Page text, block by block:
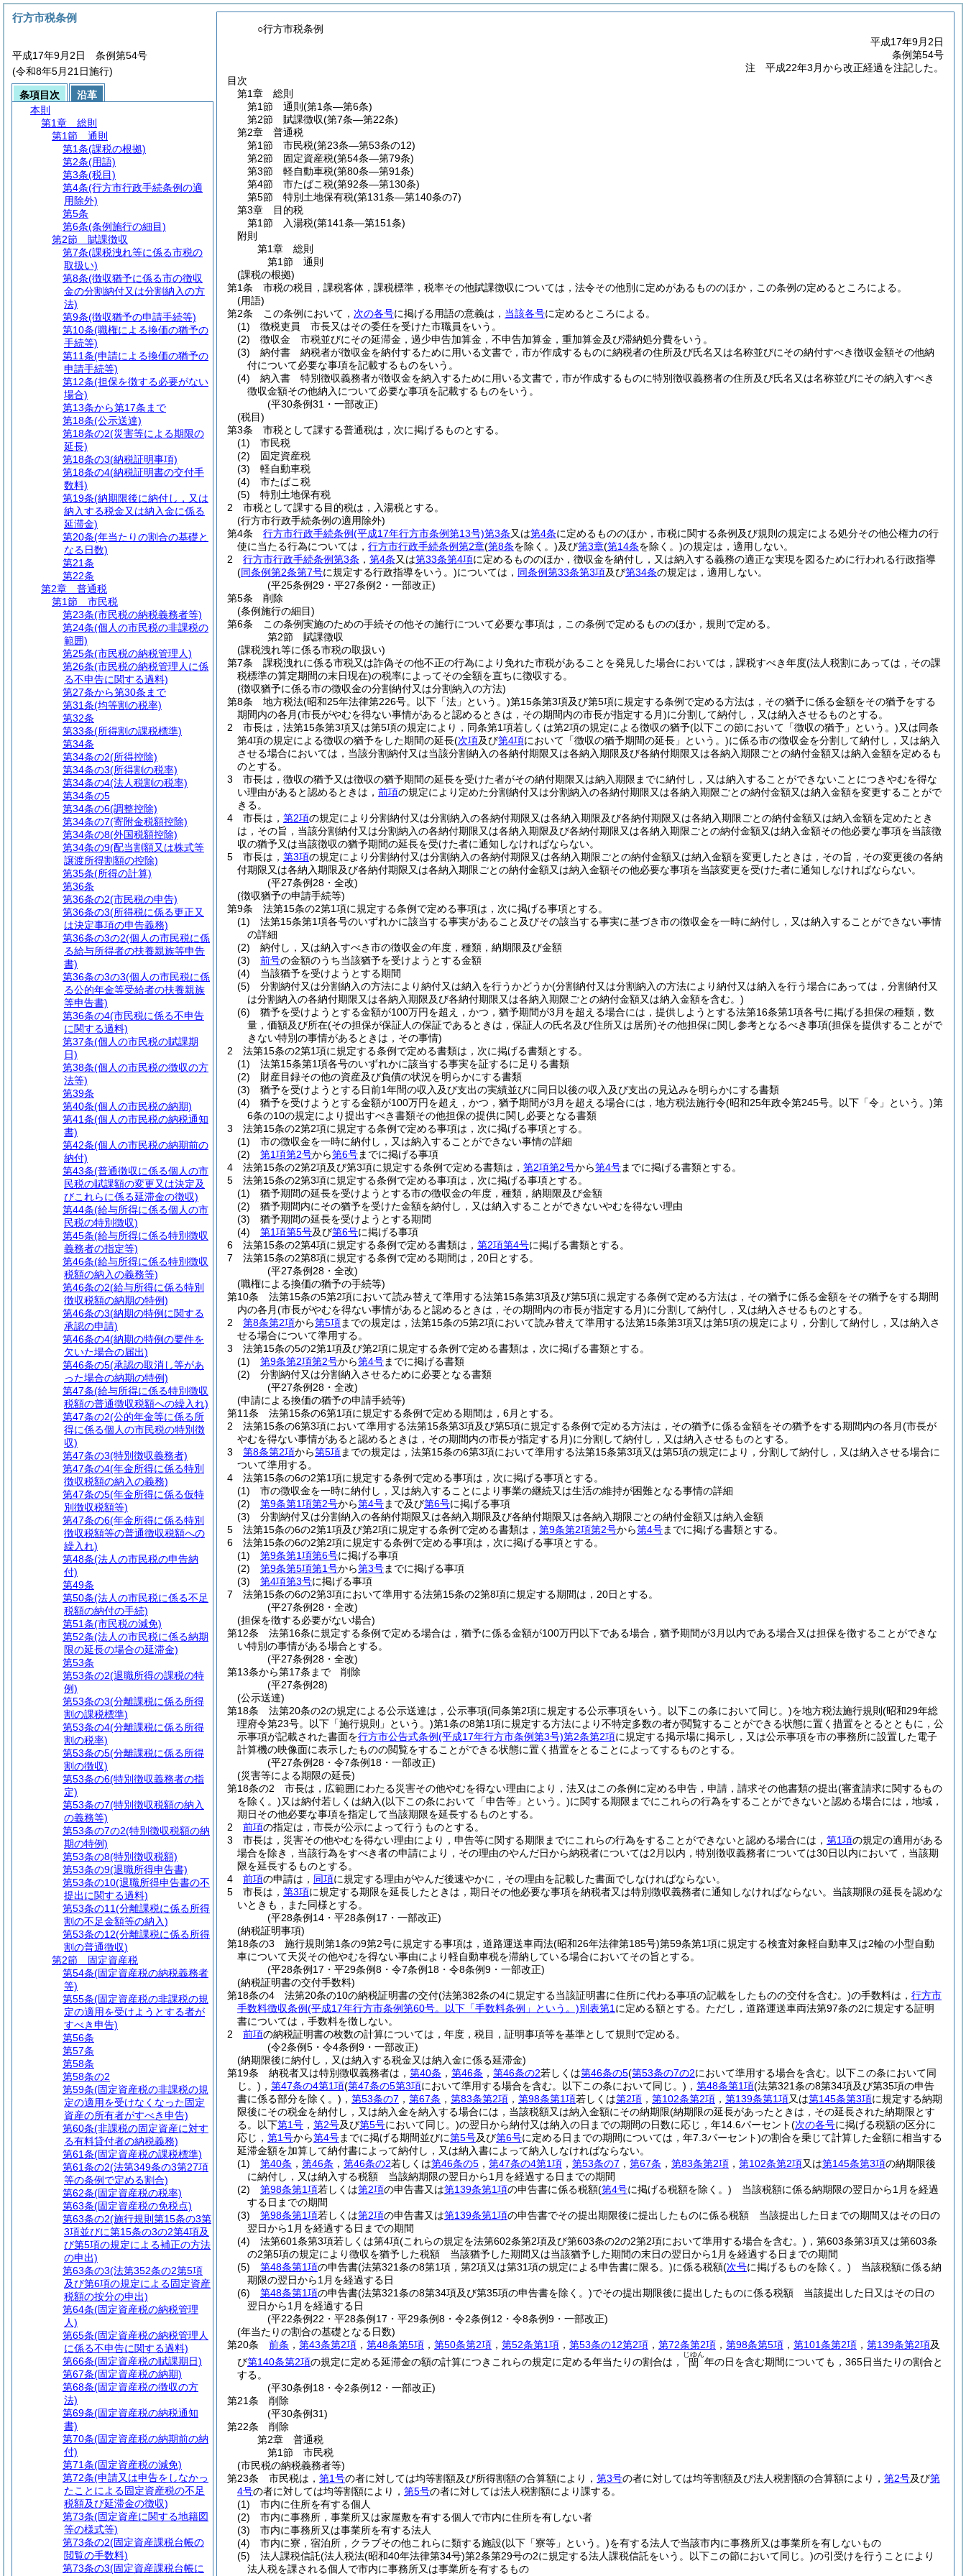
○行方市税条例
平成17年9月2日
条例第54号
注 平成22年3月から改正経過を注記した。
目次
第1章
総則
第1節
通則 (第1条―第6条)
第2節
賦課徴収(第7条―第22条)
第2章
普通税
第1節
市民税(第23条―第53条の12)
第2節
固定資産税(第54条―第79条)
第3節
軽自動車税(第80条―第91条)
第4節
市たばこ税(第92条―第130条)
第5節
特別土地保有税(第131条―第140条の7)
第3章
目的税
第1節
入湯税(第141条―第151条)
附則
第1章
総則
第1節
通則
(課税の根拠)
第1条
市税の税目，課税客体，課税標準，税率その他賦課徴収については，法令その他別に定めがあるもののほか，この条例の定めるところによる。
(用語)
第2条
この条例において， 次の各号に掲げる用語の意義は， 当該各号に定めるところによる。
(1)
徴税吏員 市長又はその委任を受けた市職員をいう。
(2)
徴収金 市税並びにその延滞金，過少申告加算金，不申告加算金，重加算金及び滞納処分費をいう。
(3)
納付書 納税者が徴収金を納付するために用いる文書で，市が作成するものに納税者の住所及び氏名又は名称並びにその納付すべき徴収金額その他納
付について必要な事項を記載するものをいう。
(4)
納入書 特別徴収義務者が徴収金を納入するために用いる文書で，市が作成するものに特別徴収義務者の住所及び氏名又は名称並びにその納入すべき
徴収金額その他納入について必要な事項を記載するものをいう。
(平30条例31・一部改正)
(税目)
第3条
市税として課する普通税は，次に掲げるものとする。
(1)
市民税
(2)
固定資産税
(3)
軽自動車税
(4)
市たばこ税
(5)
特別土地保有税
2
市税として課する目的税は，入湯税とする。
(行方市行政手続条例の適用除外)
第4条
行方市行政手続条例(平成17年行方市条例第13号)第3条又は第4条に定めるもののほか，市税に関する条例及び規則の規定による処分その他公権力の行
使に当たる行為については， 行方市行政手続条例第2章(第8条を除く。)及び第3章(第14条を除く。)の規定は，適用しない。
2
行方市行政手続条例第3条 ， 第4条又は第33条第4項に定めるもののほか，徴収金を納付し，又は納入する義務の適正な実現を図るために行われる行政指導
(同条例第2条第7号に規定する行政指導をいう。)については， 同条例第33条第3項及び第34条の規定は，適用しない。
(平25条例29・平27条例2・一部改正)
第5条
削除
(条例施行の細目)
第6条
この条例実施のための手続その他その施行について必要な事項は，この条例で定めるもののほか，規則で定める。
第2節
賦課徴収
(課税洩れ等に係る市税の取扱い)
第7条
課税洩れに係る市税又は詐偽その他不正の行為により免れた市税があることを発見した場合においては，課税すべき年度(法人税割にあっては，その課
税標準の算定期間の末日現在)の税率によってその全額を直ちに徴収する。
(徴収猶予に係る市の徴収金の分割納付又は分割納入の方法)
第8条
地方税法(昭和25年法律第226号。以下「法」という。)第15条第3項及び第5項に規定する条例で定める方法は，その猶予に係る金額をその猶予をする
期間内の各月(市長がやむを得ない事情があると認めるときは，その期間内の市長が指定する月)に分割して納付し，又は納入させるものとする。
2
市長は，法第15条第3項又は第5項の規定により，同条第1項若しくは第2項の規定による徴収の猶予(以下この節において「徴収の猶予」という。)又は同条
第4項の規定による徴収の猶予をした期間の延長(次項及び第4項において「徴収の猶予期間の延長」という。)に係る市の徴収金を分割して納付し，又は納入
させる場合においては，当該分割納付又は当該分割納入の各納付期限又は各納入期限及び各納付期限又は各納入期限ごとの納付金額又は納入金額を定めるも
のとする。
3
市長は，徴収の猶予又は徴収の猶予期間の延長を受けた者がその納付期限又は納入期限までに納付し，又は納入することができないことにつきやむを得な
い理由があると認めるときは， 前項の規定により定めた分割納付又は分割納入の各納付期限又は各納入期限ごとの納付金額又は納入金額を変更することがで
きる。
4
市長は， 第2項の規定により分割納付又は分割納入の各納付期限又は各納入期限及び各納付期限又は各納入期限ごとの納付金額又は納入金額を定めたとき
は，その旨，当該分割納付又は分割納入の各納付期限又は各納入期限及び各納付期限又は各納入期限ごとの納付金額又は納入金額その他必要な事項を当該徴
収の猶予又は当該徴収の猶予期間の延長を受けた者に通知しなければならない。
5
市長は， 第3項の規定により分割納付又は分割納入の各納付期限又は各納入期限ごとの納付金額又は納入金額を変更したときは，その旨，その変更後の各納
付期限又は各納入期限及び各納付期限又は各納入期限ごとの納付金額又は納入金額その他必要な事項を当該変更を受けた者に通知しなければならない。
(平27条例28・全改)
(徴収猶予の申請手続等)
第9条
法第15条の2第1項に規定する条例で定める事項は，次に掲げる事項とする。
(1)
法第15条第1項各号のいずれかに該当する事実があること及びその該当する事実に基づき市の徴収金を一時に納付し，又は納入することができない事情
の詳細
(2)
納付し，又は納入すべき市の徴収金の年度，種類，納期限及び金額
(3)
前号の金額のうち当該猶予を受けようとする金額
(4)
当該猶予を受けようとする期間
(5)
分割納付又は分割納入の方法により納付又は納入を行うかどうか(分割納付又は分割納入の方法により納付又は納入を行う場合にあっては，分割納付又
は分割納入の各納付期限又は各納入期限及び各納付期限又は各納入期限ごとの納付金額又は納入金額を含む。)
(6)
猶予を受けようとする金額が100万円を超え，かつ，猶予期間が3月を超える場合には，提供しようとする法第16条第1項各号に掲げる担保の種類，数
量，価額及び所在(その担保が保証人の保証であるときは，保証人の氏名及び住所又は居所)その他担保に関し参考となるべき事項(担保を提供することがで
きない特別の事情があるときは，その事情)
2
法第15条の2第1項に規定する条例で定める書類は，次に掲げる書類とする。
(1)
法第15条第1項各号のいずれかに該当する事実を証するに足りる書類
(2)
財産目録その他の資産及び負債の状況を明らかにする書類
(3)
猶予を受けようとする日前1年間の収入及び支出の実績並びに同日以後の収入及び支出の見込みを明らかにする書類
(4)
猶予を受けようとする金額が100万円を超え，かつ，猶予期間が3月を超える場合には，地方税法施行令(昭和25年政令第245号。以下「令」という。)第
6条の10の規定により提出すべき書類その他担保の提供に関し必要となる書類
3
法第15条の2第2項に規定する条例で定める事項は，次に掲げる事項とする。
(1)
市の徴収金を一時に納付し，又は納入することができない事情の詳細
(2)
第1項第2号から第6号までに掲げる事項
4
法第15条の2第2項及び第3項に規定する条例で定める書類は， 第2項第2号から第4号までに掲げる書類とする。
5
法第15条の2第3項に規定する条例で定める事項は，次に掲げる事項とする。
(1)
猶予期間の延長を受けようとする市の徴収金の年度，種類，納期限及び金額
(2)
猶予期間内にその猶予を受けた金額を納付し，又は納入することができないやむを得ない理由
(3)
猶予期間の延長を受けようとする期間
(4)
第1項第5号及び第6号に掲げる事項
6
法第15条の2第4項に規定する条例で定める書類は， 第2項第4号に掲げる書類とする。
7
法第15条の2第8項に規定する条例で定める期間は，20日とする。
(平27条例28・全改)
(職権による換価の猶予の手続等)
第10条
法第15条の5第2項において読み替えて準用する法第15条第3項及び第5項に規定する条例で定める方法は，その猶予に係る金額をその猶予をする期間
内の各月(市長がやむを得ない事情があると認めるときは，その期間内の市長が指定する月)に分割して納付し，又は納入させるものとする。
2
第8条第2項から第5項までの規定は，法第15条の5第2項において読み替えて準用する法第15条第3項又は第5項の規定により，分割して納付し，又は納入さ
せる場合について準用する。
3
法第15条の5の2第1項及び第2項に規定する条例で定める書類は，次に掲げる書類とする。
(1)
第9条第2項第2号から第4号までに掲げる書類
(2)
分割納付又は分割納入させるために必要となる書類
(平27条例28・全改)
(申請による換価の猶予の申請手続等)
第11条
法第15条の6第1項に規定する条例で定める期間は，6月とする。
2
法第15条の6第3項において準用する法第15条第3項及び第5項に規定する条例で定める方法は，その猶予に係る金額をその猶予をする期間内の各月(市長が
やむを得ない事情があると認めるときは，その期間内の市長が指定する月)に分割して納付し，又は納入させるものとする。
3
第8条第2項から第5項までの規定は，法第15条の6第3項において準用する法第15条第3項又は第5項の規定により，分割して納付し，又は納入させる場合に
ついて準用する。
4
法第15条の6の2第1項に規定する条例で定める事項は，次に掲げる事項とする。
(1)
市の徴収金を一時に納付し，又は納入することにより事業の継続又は生活の維持が困難となる事情の詳細
(2)
第9条第1項第2号から第4号まで及び第6号に掲げる事項
(3)
分割納付又は分割納入の各納付期限又は各納入期限及び各納付期限又は各納入期限ごとの納付金額又は納入金額
5
法第15条の6の2第1項及び第2項に規定する条例で定める書類は， 第9条第2項第2号から第4号までに掲げる書類とする。
6
法第15条の6の2第2項に規定する条例で定める事項は，次に掲げる事項とする。
(1)
第9条第1項第6号に掲げる事項
(2)
第9条第5項第1号から第3号までに掲げる事項
(3)
第4項第3号に掲げる事項
7
法第15条の6の2第3項において準用する法第15条の2第8項に規定する期間は，20日とする。
(平27条例28・全改)
(担保を徴する必要がない場合)
第12条
法第16条に規定する条例で定める場合は，猶予に係る金額が100万円以下である場合，猶予期間が3月以内である場合又は担保を徴することができな
い特別の事情がある場合とする。
(平27条例28・全改)
第13条から第17条まで
削除
(平27条例28)
(公示送達)
第18条
法第20条の2の規定による公示送達は，公示事項(同条第2項に規定する公示事項をいう。以下この条において同じ。)を地方税法施行規則 (昭和29年総
理府令第23号。以下「施行規則」という。)第1条の8第1項に規定する方法により不特定多数の者が閲覧することができる状態に置く措置をとるとともに，公
示事項が記載された書面を行方市公告式条例(平成17年行方市条例第3号)第2条第2項に規定する掲示場に掲示し，又は公示事項を市の事務所に設置した電子
計算機の映像面に表示したものの閲覧をすることができる状態に置く措置をとることによってするものとする。
(平27条例28・令7条例18・一部改正)
(災害等による期限の延長)
第18条の2
市長は，広範囲にわたる災害その他やむを得ない理由により，法又はこの条例に定める申告，申請，請求その他書類の提出(審査請求に関するもの
を除く。)又は納付若しくは納入(以下この条において「申告等」という。)に関する期限までにこれらの行為をすることができないと認める場合には，地域，
期日その他必要な事項を指定して当該期限を延長するものとする。
2
前項の指定は，市長が公示によって行うものとする。
3
市長は，災害その他やむを得ない理由により，申告等に関する期限までにこれらの行為をすることができないと認める場合には， 第1項の規定の適用がある
場合を除き，当該行為をすべき者の申請により，その理由のやんだ日から納税者については2月以内，特別徴収義務者については30日以内において，当該期
限を延長するものとする。
4
前項の申請は， 同項に規定する理由がやんだ後速やかに，その理由を記載した書面でしなければならない。
5
市長は， 第3項に規定する期限を延長したときは，期日その他必要な事項を納税者又は特別徴収義務者に通知しなければならない。 当該期限の延長を認めな
いときも，また同様とする。
(平28条例14・平28条例17・一部改正)
(納税証明事項)
第18条の3
施行規則第1条の9第2号に規定する事項は，道路運送車両法(昭和26年法律第185号)第59条第1項に規定する検査対象軽自動車又は2輪の小型自動
車について天災その他やむを得ない事由により軽自動車税を滞納している場合においてその旨とする。
(平28条例17・平29条例8・令7条例18・令8条例9・一部改正)
(納税証明書の交付手数料)
第18条の4
法第20条の10の納税証明書の交付(法第382条の4に規定する当該証明書に住所に代わる事項の記載をしたものの交付を含む。)の手数料は， 行方市
手数料徴収条例(平成17年行方市条例第60号。以下「手数料条例」という。)別表第1 に定める額とする。 ただし，道路運送車両法第97条の2に規定する証明
書については，手数料を徴しない。
2
前項の納税証明書の枚数の計算については，年度，税目，証明事項等を基準として規則で定める。
(令2条例5・令4条例9・一部改正)
(納期限後に納付し，又は納入する税金又は納入金に係る延滞金)
第19条
納税者又は特別徴収義務者は， 第40条 ， 第46条 ， 第46条の2若しくは第46条の5(第53条の7の2において準用する場合を含む。以下この条において同
じ。) ， 第47条の4第1項(第47条の5第3項において準用する場合を含む。以下この条において同じ。) ， 第48条第1項(法第321条の8第34項及び第35項の申告
書に係る部分を除く。) ， 第53条の7 ， 第67条 ， 第83条第2項 ， 第98条第1項若しくは第2項 ， 第102条第2項 ， 第139条第1項又は第145条第3項に規定する納期
限後にその税金を納付し，又は納入金を納入する場合には，当該税額又は納入金額にその納期限(納期限の延長があったときは，その延長された納期限とす
る。以下第1号 ， 第2号及び第5号において同じ。)の翌日から納付又は納入の日までの期間の日数に応じ，年14.6パーセント(次の各号に掲げる税額の区分に
応じ， 第1号から第4号までに掲げる期間並びに第5号及び第6号に定める日までの期間については，年7.3パーセント)の割合を乗じて計算した金額に相当する
延滞金額を加算して納付書によって納付し，又は納入書によって納入しなければならない。
(1)
第40条 ， 第46条 ， 第46条の2若しくは第46条の5 ， 第47条の4第1項 ， 第53条の7 ， 第67条 ， 第83条第2項 ， 第102条第2項又は第145条第3項の納期限後
に納付し，又は納入する税額 当該納期限の翌日から1月を経過する日までの期間
(2)
第98条第1項若しくは第2項の申告書又は第139条第1項の申告書に係る税額(第4号に掲げる税額を除く。) 当該税額に係る納期限の翌日から1月を経過
する日までの期間
(3)
第98条第1項若しくは第2項の申告書又は第139条第1項の申告書でその提出期限後に提出したものに係る税額 当該提出した日までの期間又はその日の
翌日から1月を経過する日までの期間
(4)
法第601条第3項若しくは第4項(これらの規定を法第602条第2項及び第603条の2の2第2項において準用する場合を含む。) ，第603条第3項又は第603条
の2第5項の規定により徴収を猶予した税額 当該猶予した期間又は当該猶予した期間の末日の翌日から1月を経過する日までの期間
(5)
第48条第1項の申告書(法第321条の8第1項，第2項又は第31項の規定による申告書に限る。)に係る税額(次号に掲げるものを除く。) 当該税額に係る納
期限の翌日から1月を経過する日
(6)
第48条第1項の申告書(法第321条の8第34項及び第35項の申告書を除く。)でその提出期限後に提出したものに係る税額 当該提出した日又はその日の
翌日から1月を経過する日
(平22条例22・平28条例17・平29条例8・令2条例12・令8条例9・一部改正)
(年当たりの割合の基礎となる日数)
第20条
前条 ， 第43条第2項 ， 第48条第5項 ， 第50条第2項 ， 第52条第1項 ， 第53条の12第2項 ， 第72条第2項 ， 第98条第5項 ， 第101条第2項 ， 第139条第2項及
び第140条第2項の規定に定める延滞金の額の計算につきこれらの規定に定める年当たりの割合は， 閏
じゆん
年の日を含む期間についても，365日当たりの割合と
する。
(平30条例18・令2条例12・一部改正)
第21条
削除
(平30条例31)
第22条
削除
第2章
普通税
第1節
市民税
(市民税の納税義務者等)
第23条
市民税は， 第1号の者に対しては均等割額及び所得割額の合算額により， 第3号の者に対しては均等割額及び法人税割額の合算額により， 第2号及び第
4号の者に対しては均等割額により， 第5号の者に対しては法人税割額により課する。
(1)
市内に住所を有する個人
(2)
市内に事務所，事業所又は家屋敷を有する個人で市内に住所を有しない者
(3)
市内に事務所又は事業所を有する法人
(4)
市内に寮，宿泊所，クラブその他これらに類する施設(以下「寮等」という。)を有する法人で当該市内に事務所又は事業所を有しないもの
(5)
法人課税信託(法人税法(昭和40年法律第34号)第2条第29号の2に規定する法人課税信託をいう。以下この節において同じ。)の引受けを行うことにより
法人税を課される個人で市内に事務所又は事業所を有するもの
行方市税条例
平成17年9月2日 条例第54号
(令和8年5月21日施行)
条項目次
沿革
本則
第1章
総則
第1節
通則
第1条(課税の根拠)
第2条(用語)
第3条(税目)
第4条(行方市行政手続条例の適
用除外)
第5条
第6条(条例施行の細目)
第2節
賦課徴収
第7条(課税洩れ等に係る市税の
取扱い)
第8条(徴収猶予に係る市の徴収
金の分割納付又は分割納入の方
法)
第9条(徴収猶予の申請手続等)
第10条(職権による換価の猶予の
手続等)
第11条(申請による換価の猶予の
申請手続等)
第12条(担保を徴する必要がない
場合)
第13条から第17条まで
第18条(公示送達)
第18条の2(災害等による期限の
延長)
第18条の3(納税証明事項)
第18条の4(納税証明書の交付手
数料)
第19条(納期限後に納付し，又は
納入する税金又は納入金に係る
延滞金)
第20条(年当たりの割合の基礎と
なる日数)
第21条
第22条
第2章
普通税
第1節
市民税
第23条(市民税の納税義務者等)
第24条(個人の市民税の非課税の
範囲)
第25条(市民税の納税管理人)
第26条(市民税の納税管理人に係
る不申告に関する過料)
第27条から第30条まで
第31条(均等割の税率)
第32条
第33条(所得割の課税標準)
第34条
第34条の2(所得控除)
第34条の3(所得割の税率)
第34条の4(法人税割の税率)
第34条の5
第34条の6(調整控除)
第34条の7(寄附金税額控除)
第34条の8(外国税額控除)
第34条の9(配当割額又は株式等
譲渡所得割額の控除)
第35条(所得の計算)
第36条
第36条の2(市民税の申告)
第36条の3(所得税に係る更正又
は決定事項の申告義務)
第36条の3の2(個人の市民税に係
る給与所得者の扶養親族等申告
書)
第36条の3の3(個人の市民税に係
る公的年金等受給者の扶養親族
等申告書)
第36条の4(市民税に係る不申告
に関する過料)
第37条(個人の市民税の賦課期
日)
第38条(個人の市民税の徴収の方
法等)
第39条
第40条(個人の市民税の納期)
第41条(個人の市民税の納税通知
書)
第42条(個人の市民税の納期前の
納付)
第43条(普通徴収に係る個人の市
民税の賦課額の変更又は決定及
びこれらに係る延滞金の徴収)
第44条(給与所得に係る個人の市
民税の特別徴収)
第45条(給与所得に係る特別徴収
義務者の指定等)
第46条(給与所得に係る特別徴収
税額の納入の義務等)
第46条の2(給与所得に係る特別
徴収税額の納期の特例)
第46条の3(納期の特例に関する
承認の申請)
第46条の4(納期の特例の要件を
欠いた場合の届出)
第46条の5(承認の取消し等があ
った場合の納期の特例)
第47条(給与所得に係る特別徴収
税額の普通徴収税額への繰入れ)
第47条の2(公的年金等に係る所
得に係る個人の市民税の特別徴
収)
第47条の3(特別徴収義務者)
第47条の4(年金所得に係る特別
徴収税額の納入の義務)
第47条の5(年金所得に係る仮特
別徴収税額等)
第47条の6(年金所得に係る特別
徴収税額等の普通徴収税額への
繰入れ)
第48条(法人の市民税の申告納
付)
第49条
第50条(法人の市民税に係る不足
税額の納付の手続)
第51条(市民税の減免)
第52条(法人の市民税に係る納期
限の延長の場合の延滞金)
第53条
第53条の2(退職所得の課税の特
例)
第53条の3(分離課税に係る所得
割の課税標準)
第53条の4(分離課税に係る所得
割の税率)
第53条の5(分離課税に係る所得
割の徴収)
第53条の6(特別徴収義務者の指
定)
第53条の7(特別徴収税額の納入
の義務等)
第53条の7の2(特別徴収税額の納
期の特例)
第53条の8(特別徴収税額)
第53条の9(退職所得申告書)
第53条の10(退職所得申告書の不
提出に関する過料)
第53条の11(分離課税に係る所得
割の不足金額等の納入)
第53条の12(分離課税に係る所得
割の普通徴収)
第2節
固定資産税
第54条(固定資産税の納税義務者
等)
第55条(固定資産税の非課税の規
定の適用を受けようとする者が
すべき申告)
第56条
第57条
第58条
第58条の2
第59条(固定資産税の非課税の規
定の適用を受けなくなった固定
資産の所有者がすべき申告)
第60条(非課税の固定資産に対す
る有料貸付者の納税義務)
第61条(固定資産税の課税標準)
第61条の2(法第349条の3第27項
等の条例で定める割合)
第62条(固定資産税の税率)
第63条(固定資産税の免税点)
第63条の2(施行規則第15条の3第
3項並びに第15条の3の2第4項及
び第5項の規定による補正の方法
の申出)
第63条の3(法第352条の2第5項
及び第6項の規定による固定資産
税額の按分の申出)
第64条(固定資産税の納税管理
人)
第65条(固定資産税の納税管理人
に係る不申告に関する過料)
第66条(固定資産税の賦課期日)
第67条(固定資産税の納期)
第68条(固定資産税の徴収の方
法)
第69条(固定資産税の納税通知
書)
第70条(固定資産税の納期前の納
付)
第71条(固定資産税の減免)
第72条(申請又は申告をしなかっ
たことによる固定資産税の不足
税額及び延滞金の徴収)
第73条(固定資産に関する地籍図
等の様式等)
第73条の2(固定資産課税台帳の
閲覧の手数料)
第73条の3(固定資産課税台帳に